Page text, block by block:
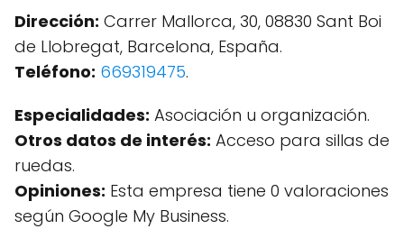
Dirección: Carrer Mallorca, 30, 08830 Sant Boi
de Llobregat, Barcelona, España.
Teléfono: 669319475.
Especialidades: Asociación u organización.
Otros datos de interés: Acceso para sillas de
ruedas.
Opiniones: Esta empresa tiene 0 valoraciones
según Google My Business.